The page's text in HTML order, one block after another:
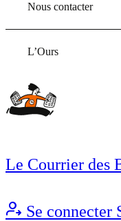
Nous contacter
L’Ours
Le Courrier des
Se connecter